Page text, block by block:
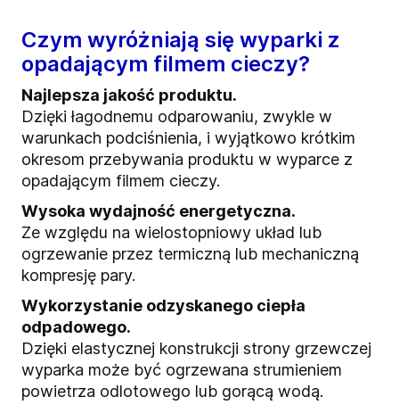
Czym wyróżniają się wyparki z
opadającym filmem cieczy?
Najlepsza jakość produktu.
Dzięki łagodnemu odparowaniu, zwykle w
warunkach podciśnienia, i wyjątkowo krótkim
okresom przebywania produktu w wyparce z
opadającym filmem cieczy.
Wysoka wydajność energetyczna.
Ze względu na wielostopniowy układ lub
ogrzewanie przez termiczną lub mechaniczną
kompresję pary.
Wykorzystanie odzyskanego ciepła
odpadowego.
Dzięki elastycznej konstrukcji strony grzewczej
wyparka może być ogrzewana strumieniem
powietrza odlotowego lub gorącą wodą.